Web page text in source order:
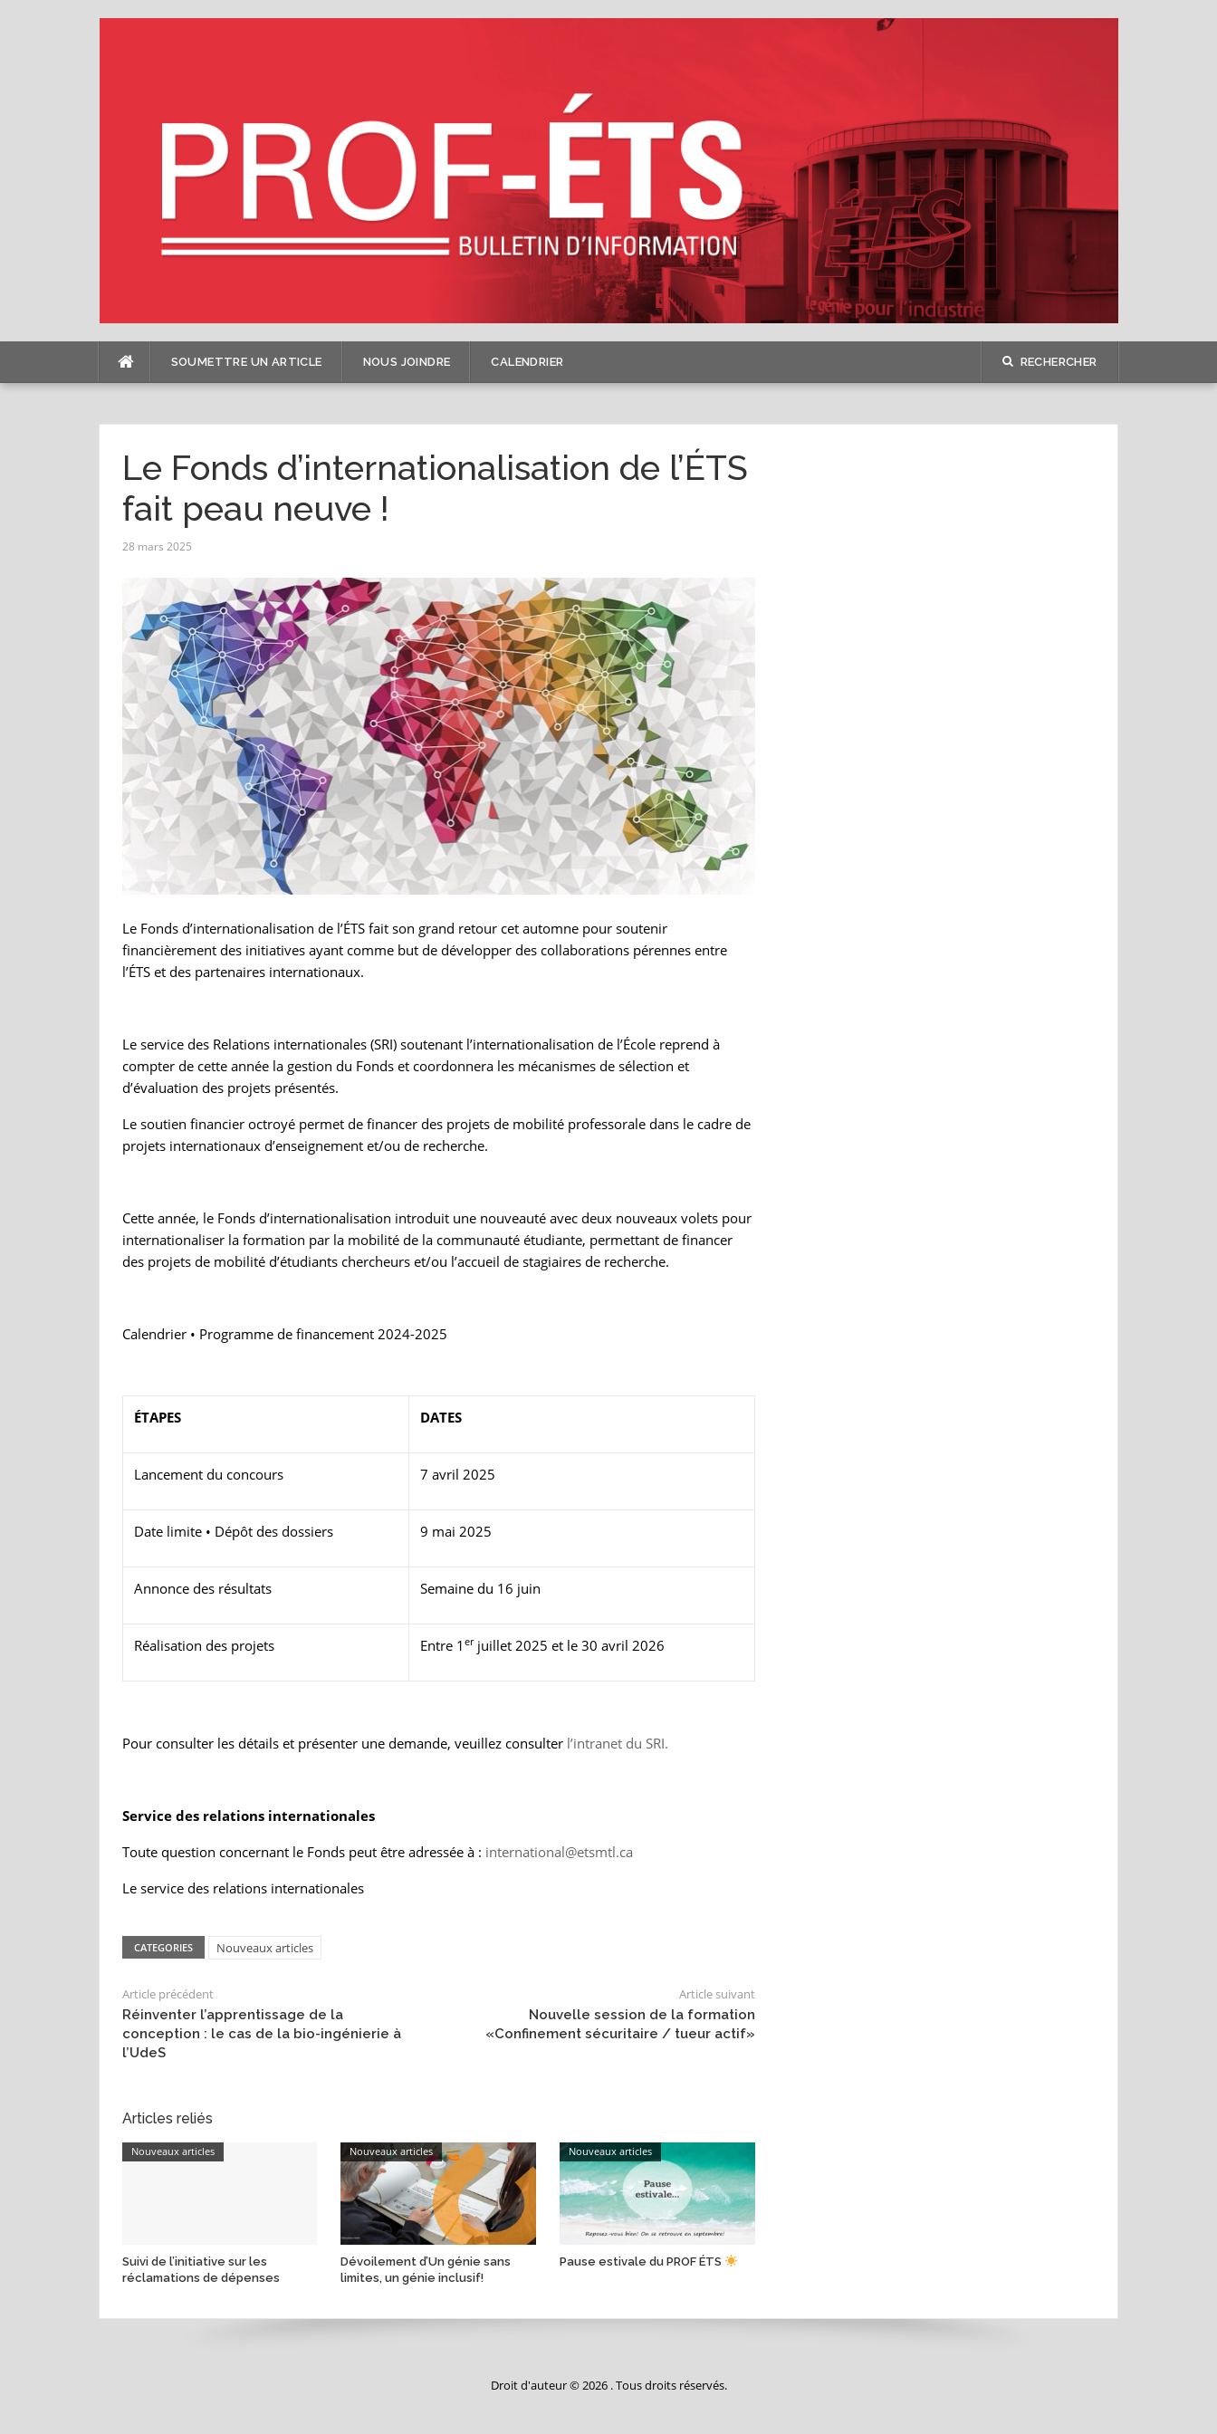
SOUMETTRE UN ARTICLE NOUS JOINDRE CALENDRIER RECHERCHER
Le Fonds d’internationalisation de l’ÉTS
fait peau neuve !
28 mars 2025
Le Fonds d’internationalisation de l’ÉTS fait son grand retour cet automne pour soutenir
financièrement des initiatives ayant comme but de développer des collaborations pérennes entre
l’ÉTS et des partenaires internationaux.
Le service des Relations internationales (SRI) soutenant l’internationalisation de l’École reprend à
compter de cette année la gestion du Fonds et coordonnera les mécanismes de sélection et
d’évaluation des projets présentés.
Le soutien financier octroyé permet de financer des projets de mobilité professorale dans le cadre de
projets internationaux d’enseignement et/ou de recherche.
Cette année, le Fonds d’internationalisation introduit une nouveauté avec deux nouveaux volets pour
internationaliser la formation par la mobilité de la communauté étudiante, permettant de financer
des projets de mobilité d’étudiants chercheurs et/ou l’accueil de stagiaires de recherche.
Calendrier • Programme de financement 2024-2025
ÉTAPES DATES
Lancement du concours 7 avril 2025
Date limite • Dépôt des dossiers 9 mai 2025
Annonce des résultats Semaine du 16 juin
Réalisation des projets Entre 1 erjuillet 2025 et le 30 avril 2026
Pour consulter les détails et présenter une demande, veuillez consulter l’intranet du SRI.
Service des relations internationales
Toute question concernant le Fonds peut être adressée à : international@etsmtl.ca
Le service des relations internationales
CATEGORIES Nouveaux articles
Article précédent
Réinventer l’apprentissage de la
conception : le cas de la bio-ingénierie à
l’UdeS
Article suivant
Nouvelle session de la formation
«Confinement sécuritaire / tueur actif»
Articles reliés
Nouveaux articles
Suivi de l’initiative sur les
réclamations de dépenses
Nouveaux articles
Dévoilement d’Un génie sans
limites, un génie inclusif!
Nouveaux articles
Pause estivale du PROF ÉTS
Droit d'auteur © 2026 . Tous droits réservés.